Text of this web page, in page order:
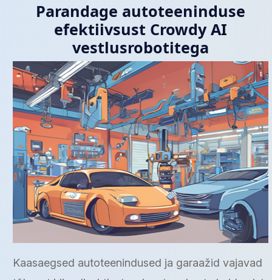
Parandage autoteeninduse
efektiivsust Crowdy AI
vestlusrobotitega
Kaasaegsed autoteenindused ja garaažid vajavad